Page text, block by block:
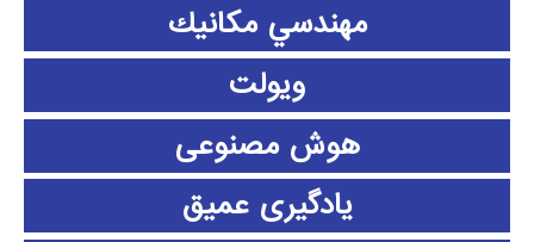
مهندسي مكانيك
ویولت
هوش مصنوعی
یادگیری عمیق